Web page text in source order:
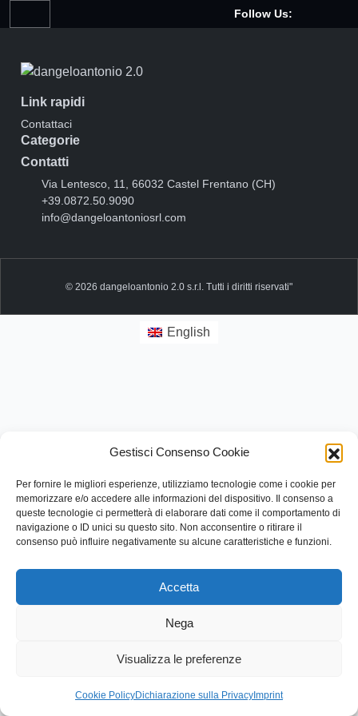
Gestisci Consenso Cookie
Per fornire le migliori esperienze, utilizziamo tecnologie come i cookie per
memorizzare e/o accedere alle informazioni del dispositivo. Il consenso a
queste tecnologie ci permetterà di elaborare dati come il comportamento di
navigazione o ID unici su questo sito. Non acconsentire o ritirare il
consenso può influire negativamente su alcune caratteristiche e funzioni.
Accetta
Nega
Visualizza le preferenze
Cookie PolicyDichiarazione sulla Privacy Imprint
Follow Us:
Link rapidi
Contattaci
Categorie
Contatti
Via Lentesco, 11, 66032 Castel Frentano (CH)
+39.0872.50.9090
info@dangeloantoniosrl.com
© 2026 dangeloantonio 2.0 s.r.l. Tutti i diritti riservati"
English